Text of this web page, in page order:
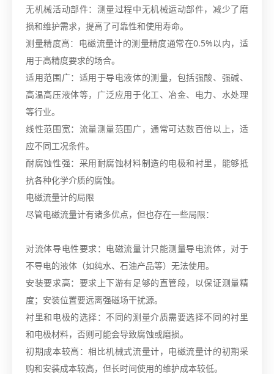
无机械活动部件：测量过程中无机械运动部件，减少了磨
损和维护需求，提高了可靠性和使用寿命。
测量精度高：电磁流量计的测量精度通常在0.5%以内，适
用于高精度要求的场合。
适用范围广：适用于导电液体的测量，包括强酸、强碱、
高温高压液体等，广泛应用于化工、冶金、电力、水处理
等行业。
线性范围宽：流量测量范围广，通常可达数百倍以上，适
应不同工况条件。
耐腐蚀性强：采用耐腐蚀材料制造的电极和衬里，能够抵
抗各种化学介质的腐蚀。
电磁流量计的局限
尽管电磁流量计有诸多优点，但也存在一些局限：
对流体导电性要求：电磁流量计只能测量导电流体，对于
不导电的液体（如纯水、石油产品等）无法使用。
安装要求高：要求上下游有足够的直管段，以保证测量精
度；安装位置要远离强磁场干扰源。
衬里和电极的选择：不同的测量介质需要选择不同的衬里
和电极材料，否则可能会导致腐蚀或磨损。
初期成本较高：相比机械式流量计，电磁流量计的初期采
购和安装成本较高，但长时间使用的维护成本较低。